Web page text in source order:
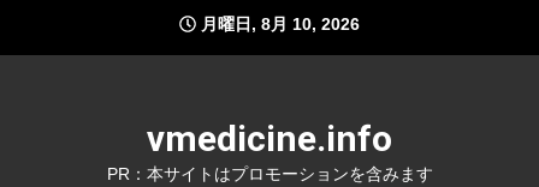
content
月曜日, 8月 10, 2026
vmedicine.info
PR：本サイトはプロモーションを含みます